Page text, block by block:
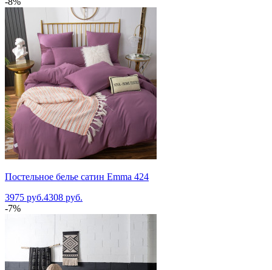
Постельное белье сатин Emma 424
3975 руб.4308 руб.
-7%